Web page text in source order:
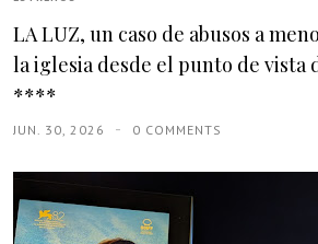
LA LUZ, un caso de abusos a
la iglesia desde el punto de vista
****
JUN. 30, 2026 0 COMMENTS